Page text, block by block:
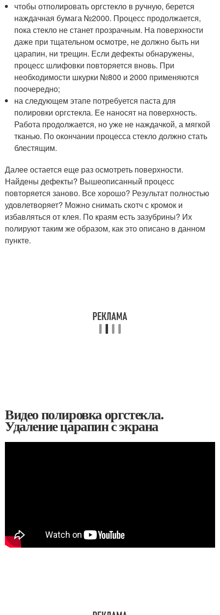
чтобы отполировать оргстекло в ручную, берется
наждачная бумага №2000. Процесс продолжается,
пока стекло не станет прозрачным. На поверхности
даже при тщательном осмотре, не должно быть ни
царапин, ни трещин. Если дефекты обнаружены,
процесс шлифовки повторяется вновь. При
необходимости шкурки №800 и 2000 применяются
поочередно;
на следующем этапе потребуется паста для
полировки оргстекла. Ее наносят на поверхность.
Работа продолжается, но уже не наждачкой, а мягкой
тканью. По окончании процесса стекло должно стать
блестящим.
Далее остается еще раз осмотреть поверхности.
Найдены дефекты? Вышеописанный процесс
повторяется заново. Все хорошо? Результат полностью
удовлетворяет? Можно снимать скотч с кромок и
избавляться от клея. По краям есть зазубрины? Их
полируют таким же образом, как это описано в данном
пункте.
Видео полировка оргстекла.
Удаление царапин с экрана